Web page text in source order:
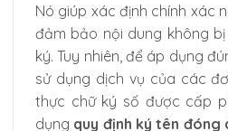
Nó giúp xác định chính xác
đảm bảo nội dung không
ký. Tuy nhiên, để áp dụng
sử dụng dịch vụ của các
thực chữ ký số được cấp
dụng quy định ký tên đóng